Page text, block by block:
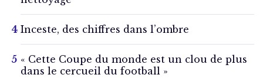
Inceste, des chiffres dans l’ombre
« Cette Coupe du monde est un clou de plus
dans le cercueil du football »